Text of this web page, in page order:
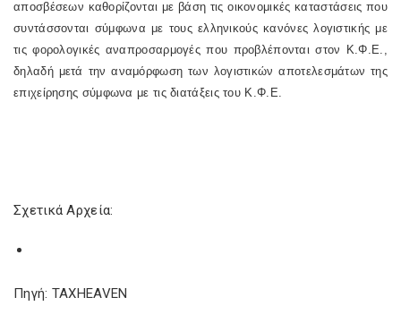
αποσβέσεων καθορίζονται με βάση τις οικονομικές καταστάσεις που
συντάσσονται σύμφωνα με τους ελληνικούς κανόνες λογιστικής με
τις φορολογικές αναπροσαρμογές που προβλέπονται στον Κ.Φ.Ε.,
δηλαδή μετά την αναμόρφωση των λογιστικών αποτελεσμάτων της
επιχείρησης σύμφωνα με τις διατάξεις του Κ.Φ.Ε.
Σχετικά Αρχεία:
Πηγή: TAXHEAVEN